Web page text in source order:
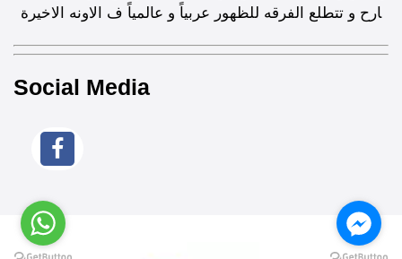
ارح و تتطلع الفرقه للظهور عربياً و عالمياً ف الاونه الاخيرة
Social Media